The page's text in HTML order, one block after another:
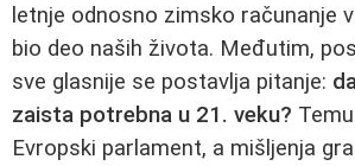
letnje odnosno zimsko računanje
bio deo naših života. Međutim,
sve glasnije se postavlja pitanje:
zaista potrebna u 21. veku?
Evropski parlament, a mišljenja